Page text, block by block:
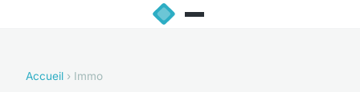
Accueil › Immo